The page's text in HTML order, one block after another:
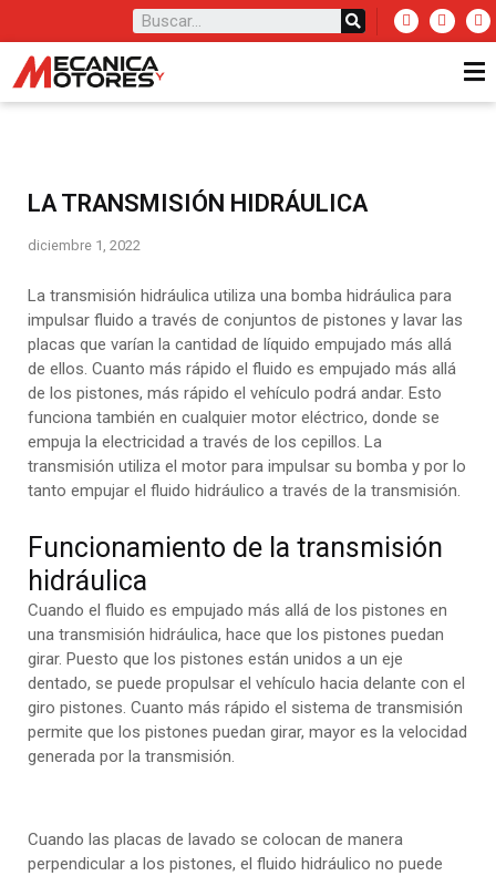
LA TRANSMISIÓN HIDRÁULICA
diciembre 1, 2022
La transmisión hidráulica utiliza una bomba hidráulica para
impulsar fluido a través de conjuntos de pistones y lavar las
placas que varían la cantidad de líquido empujado más allá
de ellos. Cuanto más rápido el fluido es empujado más allá
de los pistones, más rápido el vehículo podrá andar. Esto
funciona también en cualquier motor eléctrico, donde se
empuja la electricidad a través de los cepillos. La
transmisión utiliza el motor para impulsar su bomba y por lo
tanto empujar el fluido hidráulico a través de la transmisión.
Funcionamiento de la transmisión
hidráulica
Cuando el fluido es empujado más allá de los pistones en
una transmisión hidráulica, hace que los pistones puedan
girar. Puesto que los pistones están unidos a un eje
dentado, se puede propulsar el vehículo hacia delante con el
giro pistones. Cuanto más rápido el sistema de transmisión
permite que los pistones puedan girar, mayor es la velocidad
generada por la transmisión.
Cuando las placas de lavado se colocan de manera
perpendicular a los pistones, el fluido hidráulico no puede